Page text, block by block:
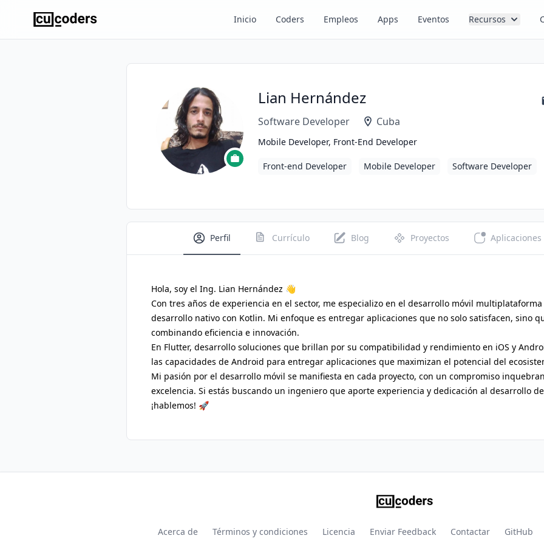
Inicio Coders Empleos Apps Eventos Recursos
Lian Hernández
Software Developer Cuba
Mobile Developer, Front-End Developer
Front-end Developer Mobile Developer Software Developer
Perfil Currículo Blog Proyectos Aplicaciones
Hola, soy el Ing. Lian Hernández 👋
Con tres años de experiencia en el sector, me especializo en el desarrollo móvil
desarrollo nativo con Kotlin. Mi enfoque es entregar aplicaciones que no solo satisfacen, sino
combinando eficiencia e innovación.
En Flutter, desarrollo soluciones que brillan por su compatibilidad y rendimiento en iOS y
las capacidades de Android para entregar aplicaciones que maximizan el potencial del
Mi pasión por el desarrollo móvil se manifiesta en cada proyecto, con un compromiso
excelencia. Si estás buscando un ingeniero que aporte experiencia y dedicación al desarrollo
¡hablemos! 🚀
Acerca de Términos y condiciones Licencia Enviar Feedback Contactar GitHub